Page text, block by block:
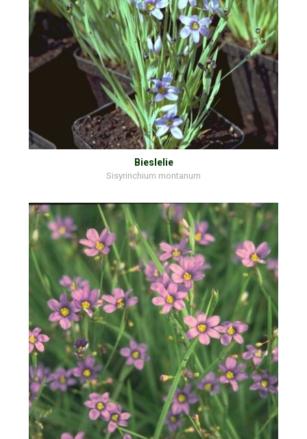
Bieslelie
Sisyrinchium montanum